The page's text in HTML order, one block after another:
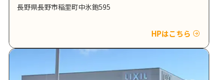
長野県長野市稲里町中氷鉋595
HPはこちら